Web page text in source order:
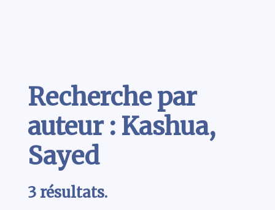
Recherche par
auteur : Kashua,
Sayed
3 résultats.